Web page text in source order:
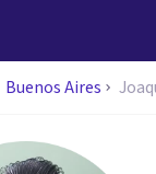
Buenos Aires